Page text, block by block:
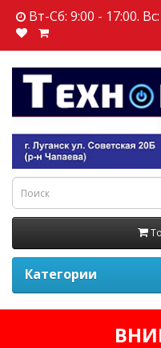
Вт-Сб: 9:00 - 17:00.
Категории